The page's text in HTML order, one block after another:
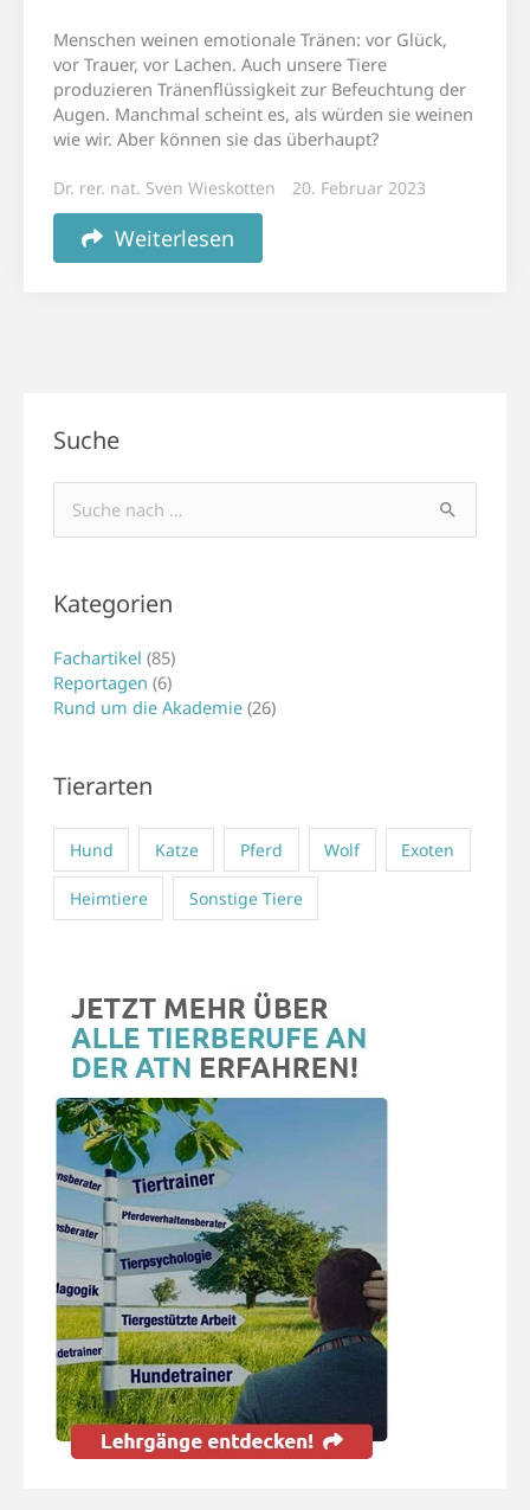
Menschen weinen emotionale Tränen: vor Glück,
vor Trauer, vor Lachen. Auch unsere Tiere
produzieren Tränenflüssigkeit zur Befeuchtung der
Augen. Manchmal scheint es, als würden sie weinen
wie wir. Aber können sie das überhaupt?
Dr. rer. nat. Sven Wieskotten 20. Februar 2023
Weiterlesen
Suche
Suchen
nach:
Kategorien
Fachartikel (85)
Reportagen (6)
Rund um die Akademie (26)
Tierarten
Hund Katze Pferd Wolf Exoten
Heimtiere Sonstige Tiere